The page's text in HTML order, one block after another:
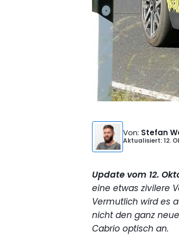
Von: Stefan
Aktualisiert: 12.
Update vom 12.
eine etwas zivilere
Vermutlich wird es
nicht den ganz
Cabrio optisch an.